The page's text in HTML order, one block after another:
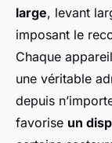
large, levant
imposant le
Chaque
une véritable
depuis
favorise un